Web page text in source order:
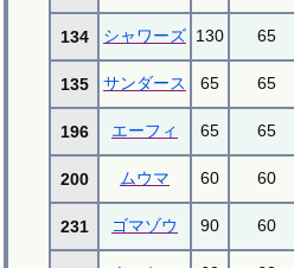
134 シャワーズ 130 65
135 サンダース 65 65
196 エーフィ 65 65
200 ムウマ 60 60
231 ゴマゾウ 90 60